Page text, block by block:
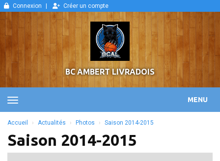
Connexion Créer un compte
BC AMBERT LIVRADOIS
MENU
Accueil Actualités Photos Saison 2014-2015
Saison 2014-2015
Panneau de gestion des cookies